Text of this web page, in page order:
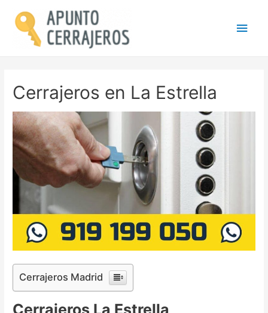
Cerrajeros en La Estrella
Cerrajeros Madrid
Cerrajeros La Estrella